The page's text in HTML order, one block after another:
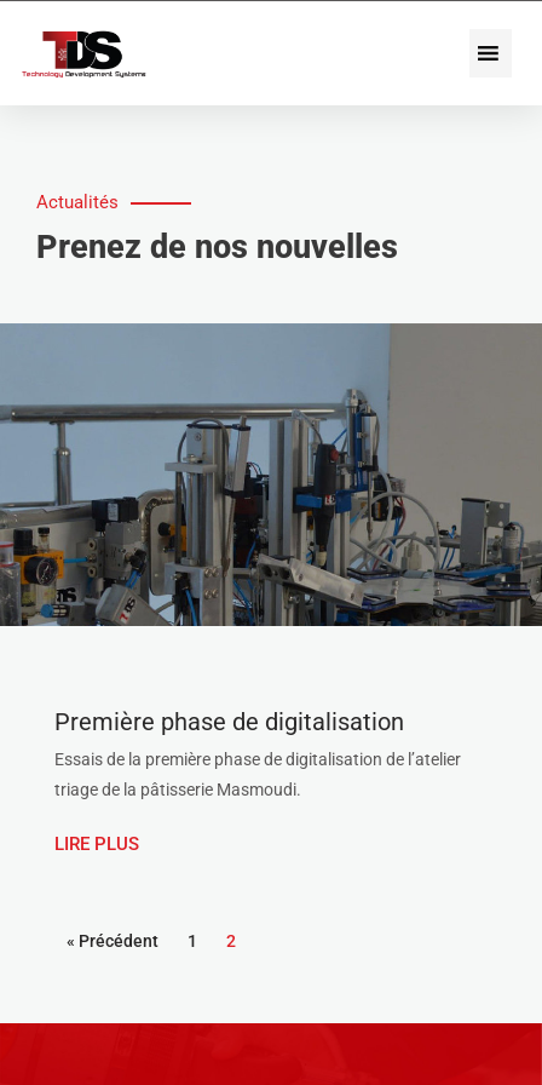
Actualités
Prenez de nos nouvelles
Première phase de digitalisation
Essais de la première phase de digitalisation de l’atelier
triage de la pâtisserie Masmoudi.
LIRE PLUS
« Précédent 1 2